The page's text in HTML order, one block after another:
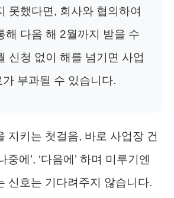
못했다면, 회사와 협의하여
해 다음 해 2월까지 받을 수
신청 없이 해를 넘기면 사업
부과될 수 있습니다.
지키는 첫걸음, 바로 사업장 건
중에’, ‘다음에’ 하며 미루기엔
신호는 기다려주지 않습니다.